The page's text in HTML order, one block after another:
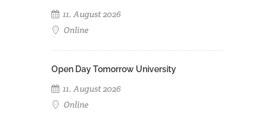
11. August 2026
Online
Open Day Tomorrow University
11. August 2026
Online